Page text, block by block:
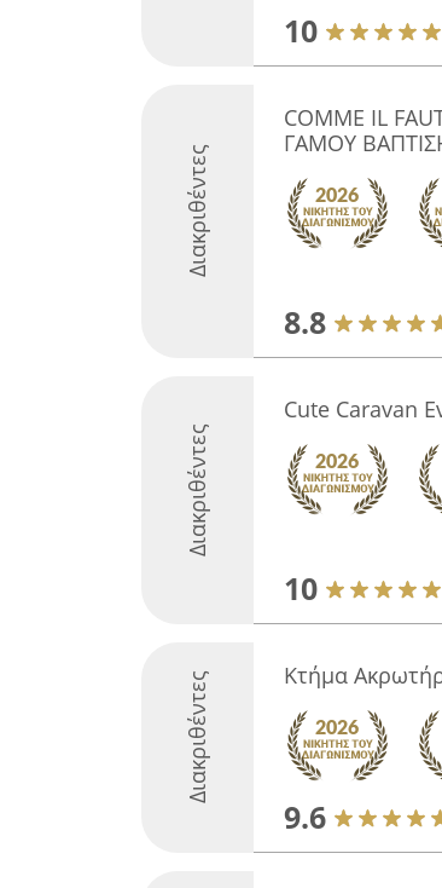
10
Διακριθέντες
COMME IL
ΓΑΜΟΥ
8.8
Διακριθέντες
Cute Caravan
10
Διακριθέντες Κτήμα
9.6